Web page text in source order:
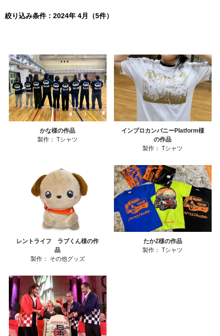
絞り込み条件：2024年 4月（5件）
かな様の作品
製作： Tシャツ
インプロカンパニーPlatform様
の作品
製作： Tシャツ
レントライフ ラブくん様の作
品
製作：
その他グッズ
たかZ様の作品
製作： Tシャツ